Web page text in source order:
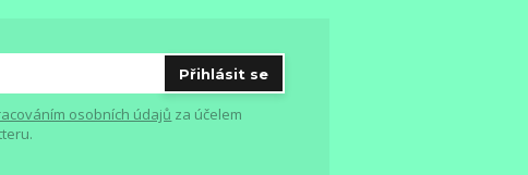
Přihlásit se
osobních údajů za účelem